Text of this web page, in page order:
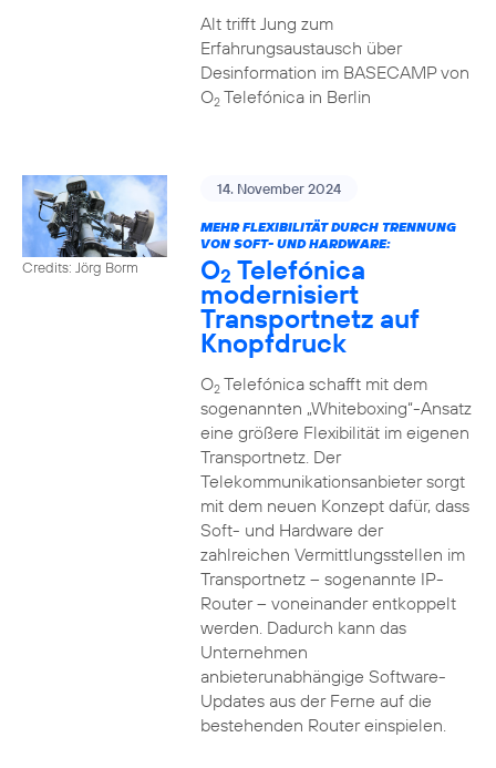
Alt trifft Jung zum
Erfahrungsaustausch über
Desinformation im BASECAMP von
O2Telefónica in Berlin
Credits: Jörg Borm
14. November 2024
MEHR FLEXIBILITÄT DURCH TRENNUNG
VON SOFT- UND HARDWARE:
O2 Telefónica
modernisiert
Transportnetz auf
Knopfdruck
O2Telefónica schafft mit dem
sogenannten „Whiteboxing“-Ansatz
eine größere Flexibilität im eigenen
Transportnetz. Der
Telekommunikationsanbieter sorgt
mit dem neuen Konzept dafür, dass
Soft- und Hardware der
zahlreichen Vermittlungsstellen im
Transportnetz – sogenannte IP-
Router – voneinander entkoppelt
werden. Dadurch kann das
Unternehmen
anbieterunabhängige Software-
Updates aus der Ferne auf die
bestehenden Router einspielen.